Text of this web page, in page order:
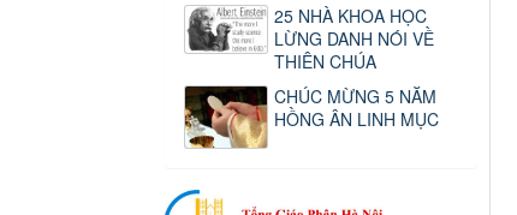
25 NHÀ KHOA HỌC
LỪNG DANH NÓI VỀ
THIÊN CHÚA
CHÚC MỪNG 5 NĂM
HỒNG ÂN LINH MỤC